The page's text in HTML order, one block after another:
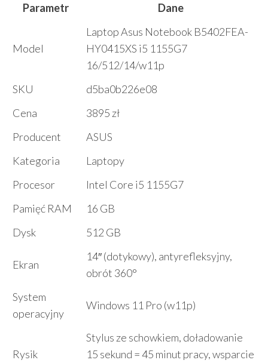
Parametr Dane
Model
Laptop Asus Notebook B5402FEA-
HY0415XS i5 1155G7
16/512/14/w11p
SKU
d5ba0b226e08
Cena
3895 zł
Producent
ASUS
Kategoria
Laptopy
Procesor
Intel Core i5 1155G7
Pamięć RAM
16 GB
Dysk
512 GB
Ekran
14″ (dotykowy), antyrefleksyjny,
obrót 360°
System
operacyjny
Windows 11 Pro (w11p)
Rysik
Stylus ze schowkiem, doładowanie
15 sekund = 45 minut pracy, wsparcie